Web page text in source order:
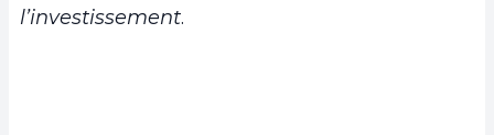
l’investissement.